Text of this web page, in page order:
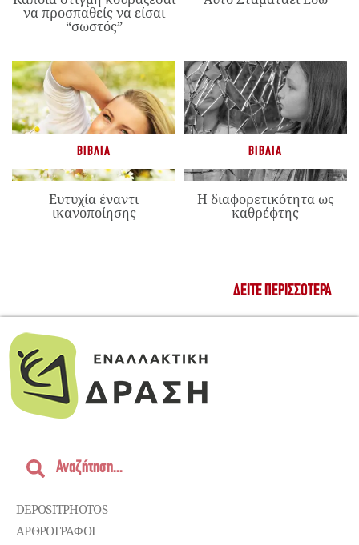
να προσπαθείς να είσαι
“σωστός”
ΒΙΒΛΊΑ
Ευτυχία έναντι
ικανοποίησης
ΒΙΒΛΊΑ
Η διαφορετικότητα ως
καθρέφτης
ΔΕΊΤΕ ΠΕΡΙΣΣΌΤΕΡΑ
DEPOSITPHOTOS
ΑΡΘΡΟΓΡΑΦΟΙ